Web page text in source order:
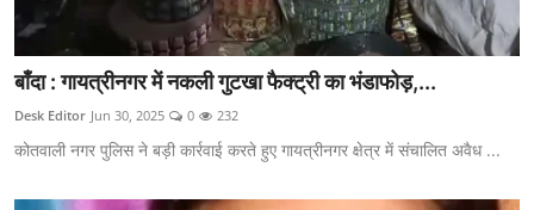
बाँदा : गायत्रीनगर में नकली गुटखा फैक्ट्री का भंडाफोड़,...
Desk Editor Jun 30, 2025 0 232
कोतवाली नगर पुलिस ने बड़ी कार्रवाई करते हुए गायत्रीनगर क्षेत्र में संचालित अवैध ...